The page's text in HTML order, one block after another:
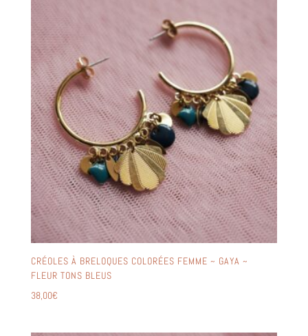
CRÉOLES À BRELOQUES COLORÉES FEMME ~ GAYA ~
FLEUR TONS BLEUS
38,00€